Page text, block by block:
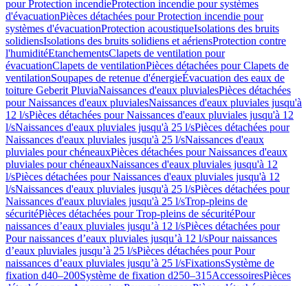
pour Protection incendieProtection incendie pour systèmes
d'évacuationPièces détachées pour Protection incendie pour
systèmes d'évacuationProtection acoustiqueIsolations des bruits
solidiensIsolations des bruits solidiens et aériensProtection contre
l'humiditéEtanchementsClapets de ventilation pour
évacuationClapets de ventilationPièces détachées pour Clapets de
ventilationSoupapes de retenue d'énergieÉvacuation des eaux de
toiture Geberit PluviaNaissances d'eaux pluvialesPièces détachées
pour Naissances d'eaux pluvialesNaissances d'eaux pluviales jusqu'à
12 l/sPièces détachées pour Naissances d'eaux pluviales jusqu'à 12
l/sNaissances d'eaux pluviales jusqu'à 25 l/sPièces détachées pour
Naissances d'eaux pluviales jusqu'à 25 l/sNaissances d'eaux
pluviales pour chéneauxPièces détachées pour Naissances d'eaux
pluviales pour chéneauxNaissances d'eaux pluviales jusqu'à 12
l/sPièces détachées pour Naissances d'eaux pluviales jusqu'à 12
l/sNaissances d'eaux pluviales jusqu'à 25 l/sPièces détachées pour
Naissances d'eaux pluviales jusqu'à 25 l/sTrop-pleins de
sécuritéPièces détachées pour Trop-pleins de sécuritéPour
naissances d’eaux pluviales jusqu’à 12 l/sPièces détachées pour
Pour naissances d’eaux pluviales jusqu’à 12 l/sPour naissances
d’eaux pluviales jusqu’à 25 l/sPièces détachées pour Pour
naissances d’eaux pluviales jusqu’à 25 l/sFixationsSystème de
fixation d40–200Système de fixation d250–315AccessoiresPièces